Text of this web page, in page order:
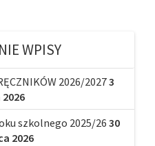
WPISY
2026/20273
szkolnego 2025/26 30
2026